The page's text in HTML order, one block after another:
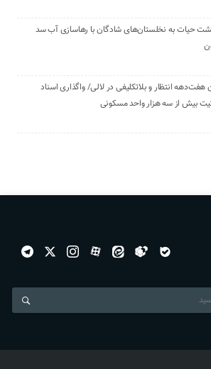
حیات به نخلستان‌های شادگان با رهاسازی آب سد
هفت‌دهه انتظار و بلاتکلیفی در لالی/ واگذاری اسناد
بیش از سه هزار واحد مسکونی